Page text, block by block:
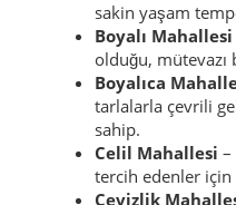
sakin yaşam
Boyalı Mahallesi
olduğu, mütevazı
Boyalıca
tarlalarla çevrili
sahip.
Celil Mahallesi –
tercih edenler
Cevizlik